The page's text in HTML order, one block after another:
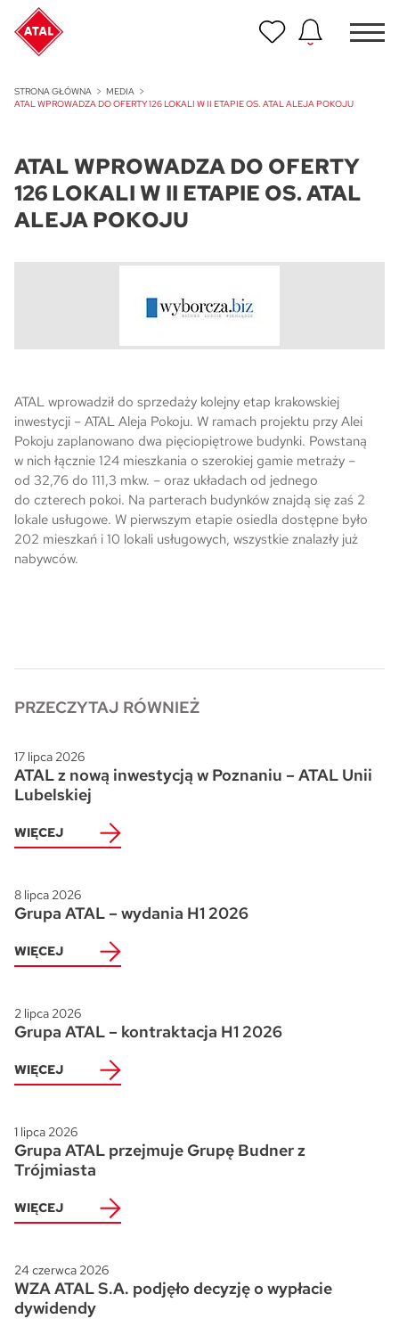
STRONA GŁÓWNA
MEDIA
ATAL WPROWADZA DO OFERTY 126 LOKALI W II ETAPIE OS. ATAL ALEJA POKOJU
ATAL WPROWADZA DO OFERTY
126 LOKALI W II ETAPIE OS. ATAL
ALEJA POKOJU
ATAL wprowadził do sprzedaży kolejny etap krakowskiej
inwestycji – ATAL Aleja Pokoju. W ramach projektu przy Alei
Pokoju zaplanowano dwa pięciopiętrowe budynki. Powstaną
w nich łącznie 124 mieszkania o szerokiej gamie metraży –
od 32,76 do 111,3 mkw. – oraz układach od jednego
do czterech pokoi. Na parterach budynków znajdą się zaś 2
lokale usługowe. W pierwszym etapie osiedla dostępne było
202 mieszkań i 10 lokali usługowych, wszystkie znalazły już
nabywców.
PRZECZYTAJ RÓWNIEŻ
17 lipca 2026
ATAL z nową inwestycją w Poznaniu – ATAL Unii
Lubelskiej
WIĘCEJ
8 lipca 2026
Grupa ATAL – wydania H1 2026
WIĘCEJ
2 lipca 2026
Grupa ATAL – kontraktacja H1 2026
WIĘCEJ
1 lipca 2026
Grupa ATAL przejmuje Grupę Budner z
Trójmiasta
WIĘCEJ
24 czerwca 2026
WZA ATAL S.A. podjęło decyzję o wypłacie
dywidendy
ATAL Unii Lubelskiej w Poznaniu
ATAL Ville przy Białej
Program Poleceń ATAL
ATAL Floriana w Szczecinie
Skwer Witosa w Piastowie